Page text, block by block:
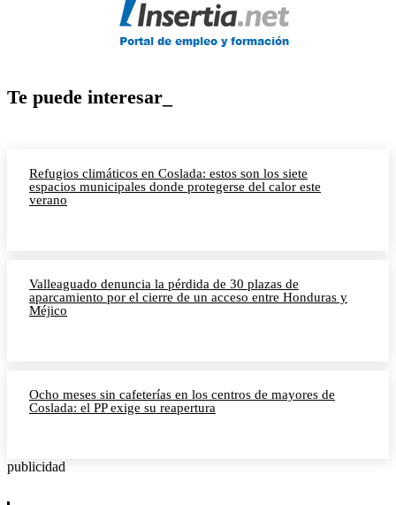
Te puede interesar_
Refugios climáticos en Coslada: estos son los siete
espacios municipales donde protegerse del calor este
verano
Valleaguado denuncia la pérdida de 30 plazas de
aparcamiento por el cierre de un acceso entre Honduras y
Méjico
Ocho meses sin cafeterías en los centros de mayores de
Coslada: el PP exige su reapertura
publicidad